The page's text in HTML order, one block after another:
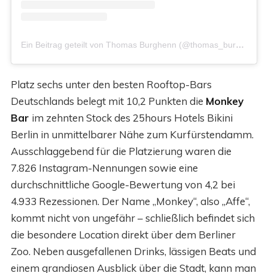
Ein Beitrag geteilt von Thomas Burghenn (@thomas_burghenn)
Platz sechs unter den besten Rooftop-Bars
Deutschlands belegt mit 10,2 Punkten die Monkey
Bar im zehnten Stock des 25hours Hotels Bikini
Berlin in unmittelbarer Nähe zum Kurfürstendamm.
Ausschlaggebend für die Platzierung waren die
7.826 Instagram-Nennungen sowie eine
durchschnittliche Google-Bewertung von 4,2 bei
4.933 Rezessionen. Der Name „Monkey“, also „Affe“,
kommt nicht von ungefähr – schließlich befindet sich
die besondere Location direkt über dem Berliner
Zoo. Neben ausgefallenen Drinks, lässigen Beats und
einem grandiosen Ausblick über die Stadt, kann man